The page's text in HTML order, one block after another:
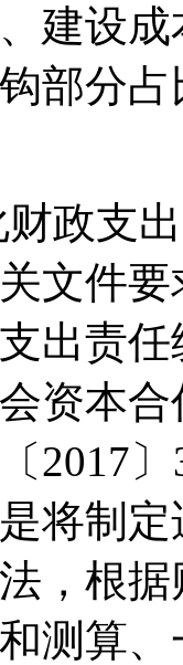
建设
部分
支出
文件
出责
资本
2017
将制
，根
测算